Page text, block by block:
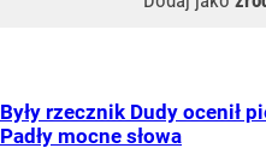
Były rzecznik Dudy ocenił
Padły mocne słowa